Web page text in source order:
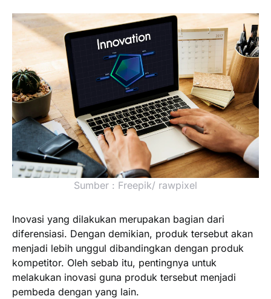
Sumber : Freepik/ rawpixel
Inovasi yang dilakukan merupakan bagian dari
diferensiasi. Dengan demikian, produk tersebut akan
menjadi lebih unggul dibandingkan dengan produk
kompetitor. Oleh sebab itu, pentingnya untuk
melakukan inovasi guna produk tersebut menjadi
pembeda dengan yang lain.